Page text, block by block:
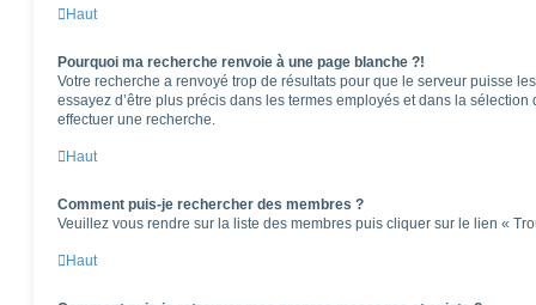
Haut
Pourquoi ma recherche renvoie à une page blanche ?!
Votre recherche a renvoyé trop de résultats pour que le serveur puisse
essayez d’être plus précis dans les termes employés et dans la
effectuer une recherche.
Haut
Comment puis-je rechercher des membres ?
Veuillez vous rendre sur la liste des membres puis cliquer sur le lien «
Haut